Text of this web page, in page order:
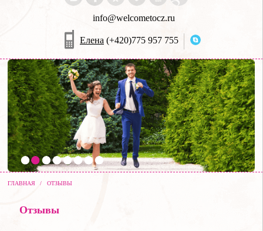
info@welcometocz.ru
Елена (+420)775 957 755
ГЛАВНАЯ / ОТЗЫВЫ
Отзывы